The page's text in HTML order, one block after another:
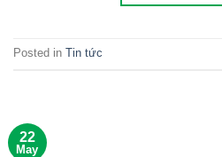
Posted in Tin tức
22
May